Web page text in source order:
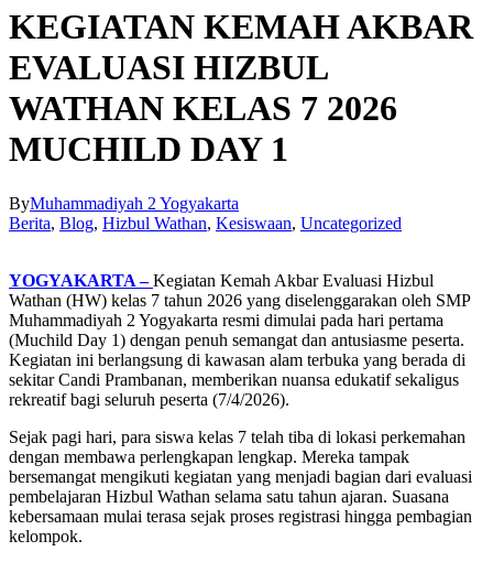
KEGIATAN KEMAH AKBAR
EVALUASI HIZBUL
WATHAN KELAS 7 2026
MUCHILD DAY 1
ByMuhammadiyah 2 Yogyakarta
Berita, Blog, Hizbul Wathan, Kesiswaan, Uncategorized
YOGYAKARTA –Kegiatan Kemah Akbar Evaluasi Hizbul
Wathan (HW) kelas 7 tahun 2026 yang diselenggarakan oleh SMP
Muhammadiyah 2 Yogyakarta resmi dimulai pada hari pertama
(Muchild Day 1) dengan penuh semangat dan antusiasme peserta.
Kegiatan ini berlangsung di kawasan alam terbuka yang berada di
sekitar Candi Prambanan, memberikan nuansa edukatif sekaligus
rekreatif bagi seluruh peserta (7/4/2026).
Sejak pagi hari, para siswa kelas 7 telah tiba di lokasi perkemahan
dengan membawa perlengkapan lengkap. Mereka tampak
bersemangat mengikuti kegiatan yang menjadi bagian dari evaluasi
pembelajaran Hizbul Wathan selama satu tahun ajaran. Suasana
kebersamaan mulai terasa sejak proses registrasi hingga pembagian
kelompok.